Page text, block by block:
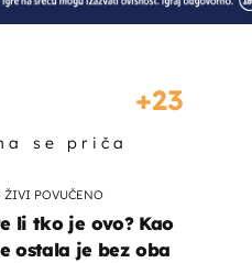
23
se priča
ŽIVI POVUČENO
li tko je ovo? Kao
ostala je bez oba